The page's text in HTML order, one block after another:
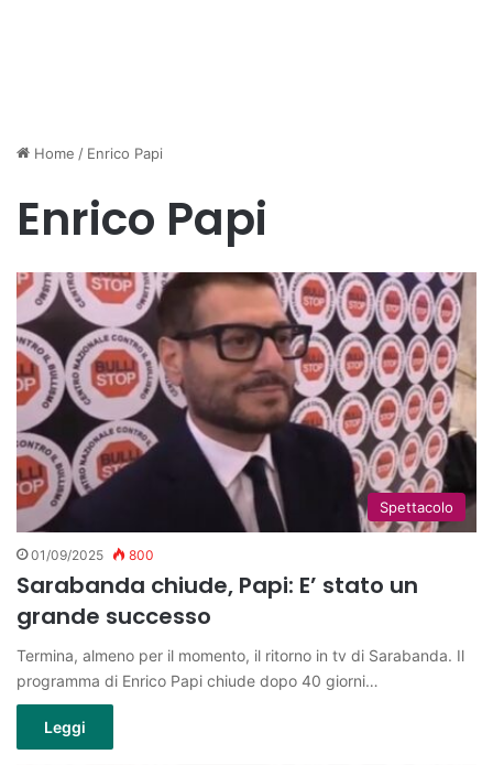
Home / Enrico Papi
Enrico Papi
Spettacolo
01/09/2025 800
Sarabanda chiude, Papi: E’ stato un
grande successo
Termina, almeno per il momento, il ritorno in tv di Sarabanda. Il
programma di Enrico Papi chiude dopo 40 giorni…
Leggi